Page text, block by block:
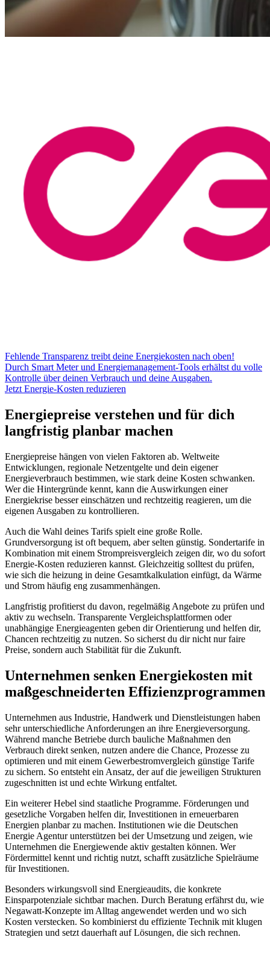
Fehlende Transparenz treibt deine Energiekosten nach oben!
Durch Smart Meter und Energiemanagement-Tools erhältst du volle
Kontrolle über deinen Verbrauch und deine Ausgaben.
Jetzt Energie-Kosten reduzieren
Energiepreise verstehen und für dich
langfristig planbar machen
Energiepreise hängen von vielen Faktoren ab. Weltweite
Entwicklungen, regionale Netzentgelte und dein eigener
Energieverbrauch bestimmen, wie stark deine Kosten schwanken.
Wer die Hintergründe kennt, kann die Auswirkungen einer
Energiekrise besser einschätzen und rechtzeitig reagieren, um die
eigenen Ausgaben zu kontrollieren.
Auch die Wahl deines Tarifs spielt eine große Rolle.
Grundversorgung ist oft bequem, aber selten günstig. Sondertarife in
Kombination mit einem Strompreisvergleich zeigen dir, wo du sofort
Energie-Kosten reduzieren kannst. Gleichzeitig solltest du prüfen,
wie sich die heizung in deine Gesamtkalkulation einfügt, da Wärme
und Strom häufig eng zusammenhängen.
Langfristig profitierst du davon, regelmäßig Angebote zu prüfen und
aktiv zu wechseln. Transparente Vergleichsplattformen oder
unabhängige Energieagenten geben dir Orientierung und helfen dir,
Chancen rechtzeitig zu nutzen. So sicherst du dir nicht nur faire
Preise, sondern auch Stabilität für die Zukunft.
Unternehmen senken Energiekosten mit
maßgeschneiderten Effizienzprogrammen
Unternehmen aus Industrie, Handwerk und Dienstleistungen haben
sehr unterschiedliche Anforderungen an ihre Energieversorgung.
Während manche Betriebe durch bauliche Maßnahmen den
Verbrauch direkt senken, nutzen andere die Chance, Prozesse zu
optimieren und mit einem Gewerbestromvergleich günstige Tarife
zu sichern. So entsteht ein Ansatz, der auf die jeweiligen Strukturen
zugeschnitten ist und echte Wirkung entfaltet.
Ein weiterer Hebel sind staatliche Programme. Förderungen und
gesetzliche Vorgaben helfen dir, Investitionen in erneuerbaren
Energien planbar zu machen. Institutionen wie die Deutschen
Energie Agentur unterstützen bei der Umsetzung und zeigen, wie
Unternehmen die Energiewende aktiv gestalten können. Wer
Fördermittel kennt und richtig nutzt, schafft zusätzliche Spielräume
für Investitionen.
Besonders wirkungsvoll sind Energieaudits, die konkrete
Einsparpotenziale sichtbar machen. Durch Beratung erfährst du, wie
Negawatt-Konzepte im Alltag angewendet werden und wo sich
Kosten verstecken. So kombinierst du effiziente Technik mit klugen
Strategien und setzt dauerhaft auf Lösungen, die sich rechnen.